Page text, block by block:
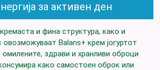
за активен ден
и фина структура, како и
овозможуваат Balans+ крем јогуртот
здрави и хранливи оброци
како самостоен оброк или